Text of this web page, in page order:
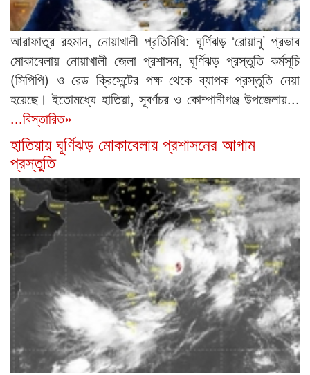
আরাফাতুর রহমান, নোয়াখালী প্রতিনিধি: ঘূর্ণিঝড় ‘রোয়ানু’ প্রভাব
মোকাবেলায় নোয়াখালী জেলা প্রশাসন, ঘূর্ণিঝড় প্রস্তুতি কর্মসূচি
(সিপিপি) ও রেড ক্রিসেন্টের পক্ষ থেকে ব্যাপক প্রস্তুতি নেয়া
হয়েছে। ইতোমধ্যে হাতিয়া, সূবর্ণচর ও কোম্পানীগঞ্জ উপজেলায়...
...বিস্তারিত»
হাতিয়ায় ঘূর্ণিঝড় মোকাবেলায় প্রশাসনের আগাম
প্রস্তুতি